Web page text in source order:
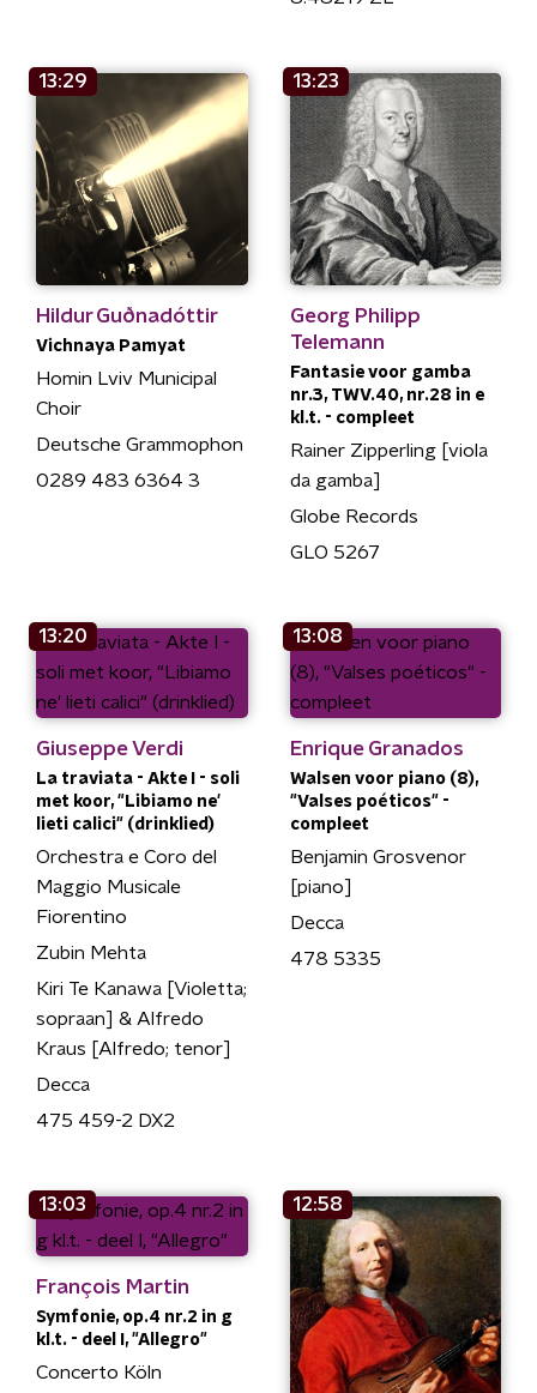
13:29
Hildur Guðnadóttir
Vichnaya Pamyat
Homin Lviv Municipal
Choir
Deutsche Grammophon
0289 483 6364 3
13:23
Georg Philipp
Telemann
Fantasie voor gamba
nr.3, TWV.40, nr.28 in e
kl.t. - compleet
Rainer Zipperling [viola
da gamba]
Globe Records
GLO 5267
13:20
Giuseppe Verdi
La traviata - Akte I - soli
met koor, "Libiamo ne'
lieti calici" (drinklied)
Orchestra e Coro del
Maggio Musicale
Fiorentino
Zubin Mehta
Kiri Te Kanawa [Violetta;
sopraan] & Alfredo
Kraus [Alfredo; tenor]
Decca
475 459-2 DX2
13:08
Enrique Granados
Walsen voor piano (8),
"Valses poéticos" -
compleet
Benjamin Grosvenor
[piano]
Decca
478 5335
13:03
François Martin
Symfonie, op.4 nr.2 in g
kl.t. - deel I, "Allegro"
Concerto Köln
12:58